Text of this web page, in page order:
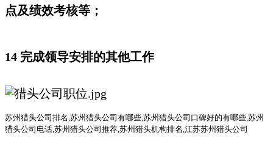
点及绩效考核等；
14 完成领导安排的其他工作
苏州猎头公司排名,苏州猎头公司有哪些,苏州猎头公司口碑好的有哪些,苏州
猎头公司电话,苏州猎头公司推荐,苏州猎头机构排名,江苏苏州猎头公司